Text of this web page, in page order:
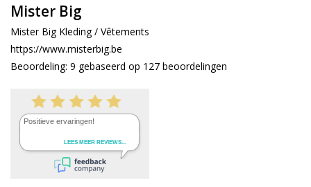
Mister Big
Mister Big Kleding / Vêtements
https://www.misterbig.be
Beoordeling: 9 gebaseerd op 127 beoordelingen